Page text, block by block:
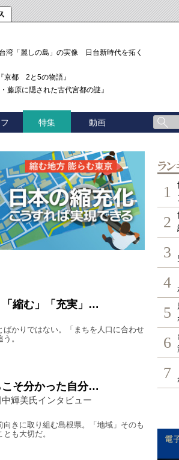
湾「麗しの島」の実像 日台新時代を拓く「3
京都 2と5の物語』
藤原に隠された古代宮都の謎』
特集 動画
「縮む」「充実」…
ばかりではない。「まちを人口に合わせ
。
そ分かった自分…
輝美氏インタビュー
きに取り組む島根県。「地域」そのも
も大切だ。
1
2
3
4
5
6
7